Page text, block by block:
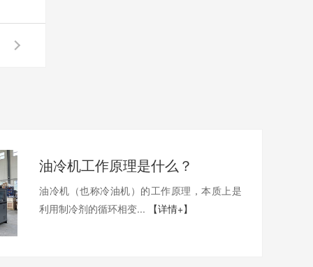
油冷机工作原理是什么？
油冷机（也称冷油机）的工作原理，本质上是
利用制冷剂的循环相变...
【详情+】